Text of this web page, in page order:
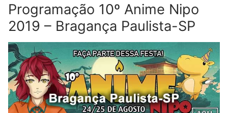
Programação 10º Anime Nipo
2019 – Bragança Paulista-SP